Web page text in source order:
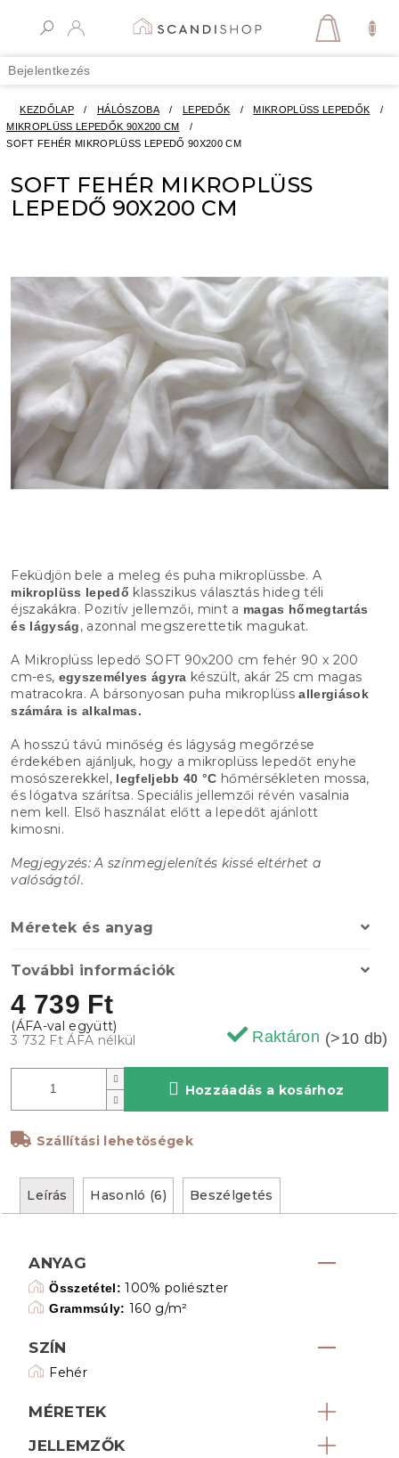
Bejelentkezés
KOSÁR
KEZDŐLAP / HÁLÓSZOBA / LEPEDŐK / MIKROPLÜSS LEPEDŐK
/
MIKROPLÜSS LEPEDŐK 90X200 CM
/
SOFT FEHÉR MIKROPLÜSS LEPEDŐ 90X200 CM
SOFT FEHÉR MIKROPLÜSS
LEPEDŐ 90X200 CM
4 739 Ft
3 732 Ft ÁFA nélkül Raktáron (>10 db)
Szállítási lehetőségek
Hozzáadás a kosárhoz
Feküdjön bele a meleg és puha mikroplüssbe. A
mikroplüss lepedő klasszikus választás hideg téli
éjszakákra. Pozitív jellemzői, mint a magas hőmegtartás
és lágyság, azonnal megszerettetik magukat.
A Mikroplüss lepedő SOFT 90x200 cm fehér 90 x 200
cm-es, egyszemélyes ágyra készült, akár 25 cm magas
matracokra. A bársonyosan puha mikroplüssallergiások
számára is alkalmas.
A hosszú távú minőség és lágyság megőrzése
érdekében ajánljuk, hogy a mikroplüss lepedőt enyhe
mosószerekkel, legfeljebb 40 °C hőmérsékleten mossa,
és lógatva szárítsa. Speciális jellemzői révén vasalnia
nem kell. Első használat előtt a lepedőt ajánlott
kimosni.
Megjegyzés: A színmegjelenítés kissé eltérhet a
valóságtól.
Méretek és anyag
További információk
Leírás Hasonló (6) Beszélgetés
ANYAG
Összetétel: 100% poliészter
Grammsúly: 160 g/m²
SZÍN
Fehér
MÉRETEK
JELLEMZŐK